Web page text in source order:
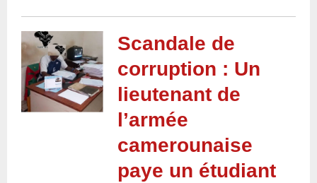
Scandale de
corruption : Un
lieutenant de
l’armée
camerounaise
paye un étudiant